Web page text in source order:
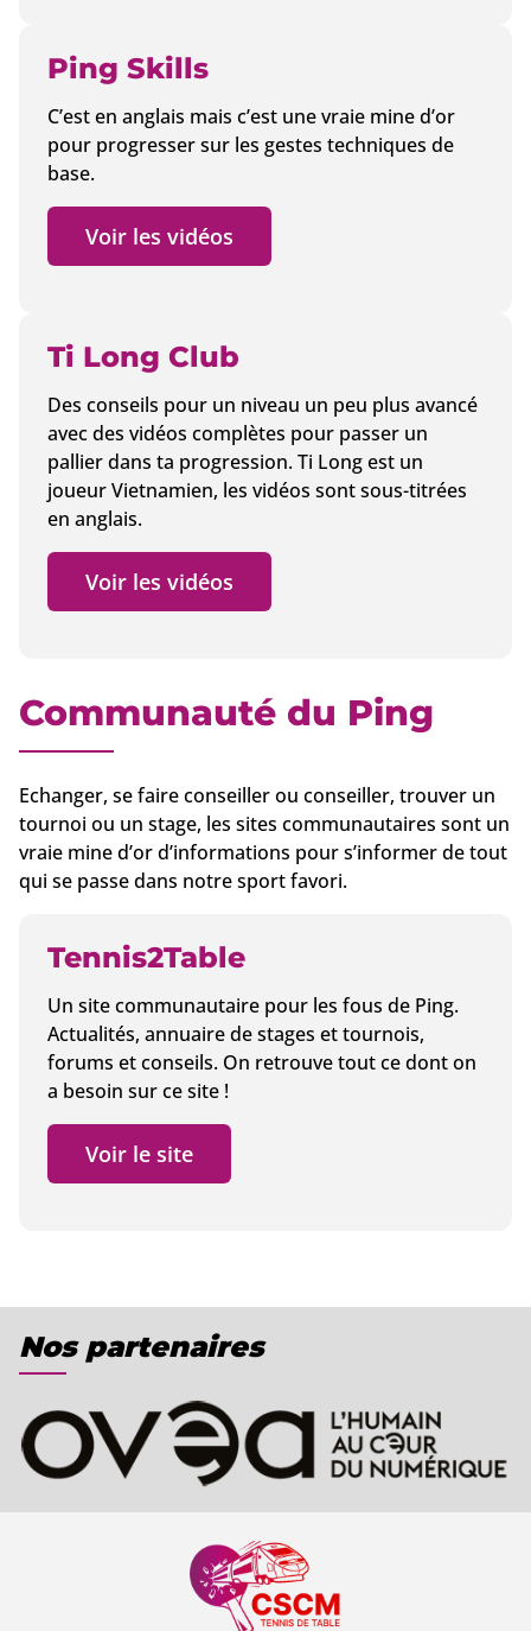
Ping Skills
C’est en anglais mais c’est une vraie mine d’or
pour progresser sur les gestes techniques de
base.
Voir les vidéos
Ti Long Club
Des conseils pour un niveau un peu plus avancé
avec des vidéos complètes pour passer un
pallier dans ta progression. Ti Long est un
joueur Vietnamien, les vidéos sont sous-titrées
en anglais.
Voir les vidéos
Communauté du Ping
Echanger, se faire conseiller ou conseiller, trouver un
tournoi ou un stage, les sites communautaires sont un
vraie mine d’or d’informations pour s’informer de tout
qui se passe dans notre sport favori.
Tennis2Table
Un site communautaire pour les fous de Ping.
Actualités, annuaire de stages et tournois,
forums et conseils. On retrouve tout ce dont on
a besoin sur ce site !
Voir le site
Nos partenaires